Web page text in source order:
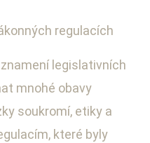
regulacích
legislativních
mnohé obavy
soukromí, etiky a
které byly